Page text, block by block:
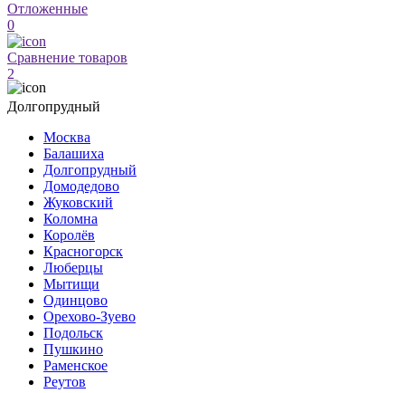
Отложенные
0
Сравнение товаров
2
Долгопрудный
Москва
Балашиха
Долгопрудный
Домодедово
Жуковский
Коломна
Королёв
Красногорск
Люберцы
Мытищи
Одинцово
Орехово-Зуево
Подольск
Пушкино
Раменское
Реутов